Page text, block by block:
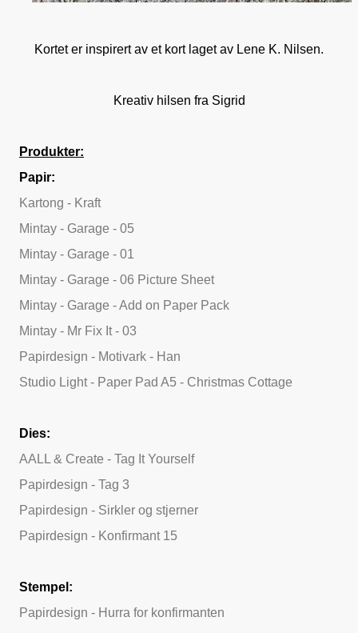
Kortet er inspirert av et kort laget av Lene K. Nilsen.
Kreativ hilsen fra Sigrid
Produkter:
Papir:
Kartong - Kraft
Mintay - Garage - 05
Mintay - Garage - 01
Mintay - Garage - 06 Picture Sheet
Mintay - Garage - Add on Paper Pack
Mintay - Mr Fix It - 03
Papirdesign - Motivark - Han
Studio Light - Paper Pad A5 - Christmas Cottage
Dies:
AALL & Create - Tag It Yourself
Papirdesign - Tag 3
Papirdesign - Sirkler og stjerner
Papirdesign - Konfirmant 15
Stempel:
Papirdesign - Hurra for konfirmanten